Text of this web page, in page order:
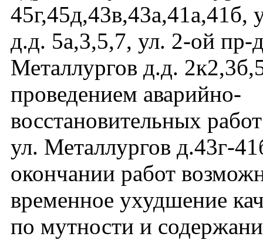
45г,45д,43в,43а,41а,41б,
д.д. 5а,3,5,7, ул. 2-ой пр-
Металлургов д.д.
проведением аварийно-
восстановительных
ул. Металлургов д.43г-
окончании работ
временное ухудшение
по мутности и